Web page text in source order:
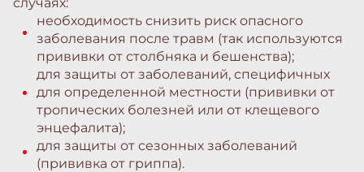
необходимость снизить риск опасного
заболевания после травм (так используются
прививки от столбняка и бешенства);
для защиты от заболеваний, специфичных
для определенной местности (прививки от
тропических болезней или от клещевого
энцефалита);
для защиты от сезонных заболеваний
(прививка от гриппа).